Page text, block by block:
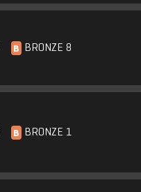
B BRONZE 8
B BRONZE 1